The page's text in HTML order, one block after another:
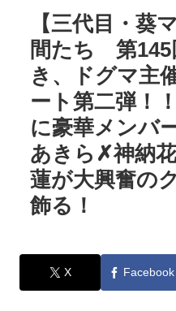
【三代目・葵
間たち 第145
き、ドグマ主
ート第二弾！
に豪華メンバ
あきら✗神納
蓮が大興奮の
飾る！
X Facebook